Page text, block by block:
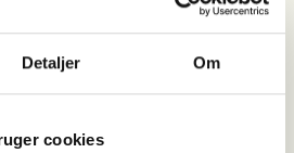
Detaljer Om
cookies
de vilde spiselige urter.
efter tangarter er der